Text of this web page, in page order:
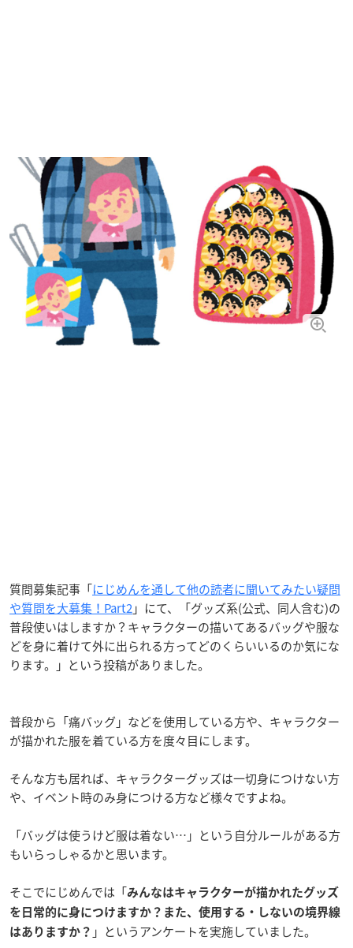
質問募集記事「にじめんを通して他の読者に聞いてみたい疑問
や質問を大募集！Part2」にて、「グッズ系(公式、同人含む)の
普段使いはしますか？キャラクターの描いてあるバッグや服な
どを身に着けて外に出られる方ってどのくらいいるのか気にな
ります。」という投稿がありました。
普段から「痛バッグ」などを使用している方や、キャラクター
が描かれた服を着ている方を度々目にします。
そんな方も居れば、キャラクターグッズは一切身につけない方
や、イベント時のみ身につける方など様々ですよね。
「バッグは使うけど服は着ない…」という自分ルールがある方
もいらっしゃるかと思います。
そこでにじめんでは「みんなはキャラクターが描かれたグッズ
を日常的に身につけますか？また、使用する・しないの境界線
はありますか？ 」というアンケートを実施していました。